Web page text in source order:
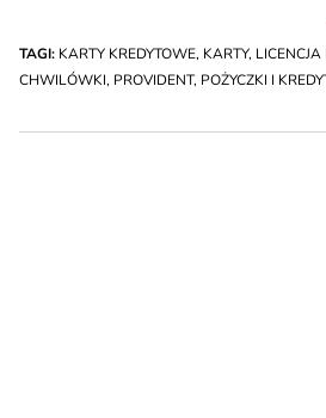
TAGI: KARTY KREDYTOWE, KARTY, LICENCJA
CHWILÓWKI, PROVIDENT, POŻYCZKI I